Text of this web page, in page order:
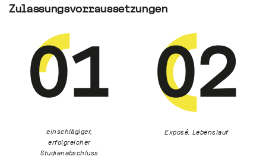
Zulassungsvorraussetzungen
01
einschlägiger,
erfolgreicher
Studienabschluss
02
Exposé, Lebenslauf